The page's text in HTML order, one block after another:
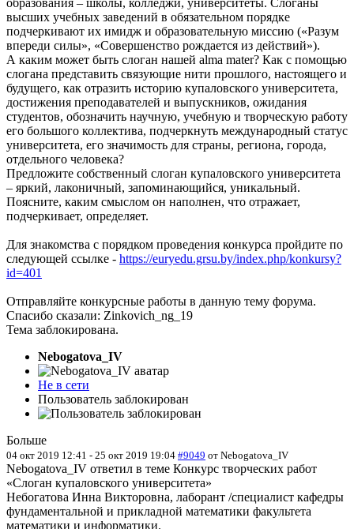
образования – школы, колледжи, университеты. Слоганы
высших учебных заведений в обязательном порядке
подчеркивают их имидж и образовательную миссию («Разум
впереди силы», «Совершенство рождается из действий»).
А каким может быть слоган нашей alma mater? Как с помощью
слогана представить связующие нити прошлого, настоящего и
будущего, как отразить историю купаловского университета,
достижения преподавателей и выпускников, ожидания
студентов, обозначить научную, учебную и творческую работу
его большого коллектива, подчеркнуть международный статус
университета, его значимость для страны, региона, города,
отдельного человека?
Предложите собственный слоган купаловского университета
– яркий, лаконичный, запоминающийся, уникальный.
Поясните, каким смыслом он наполнен, что отражает,
подчеркивает, определяет.
Для знакомства с порядком проведения конкурса пройдите по
следующей ссылке - https://euryedu.grsu.by/index.php/konkursy?
id=401
Отправляйте конкурсные работы в данную тему форума.
Спасибо сказали: Zinkovich_ng_19
Тема заблокирована.
Nebogatova_IV
Не в сети
Пользователь заблокирован
Больше
04 окт 2019 12:41 - 25 окт 2019 19:04 #9049 от Nebogatova_IV
Nebogatova_IV ответил в теме Конкурс творческих работ
«Слоган купаловского университета»
Небогатова Инна Викторовна, лаборант /специалист кафедры
фундаментальной и прикладной математики факультета
математики и информатики.